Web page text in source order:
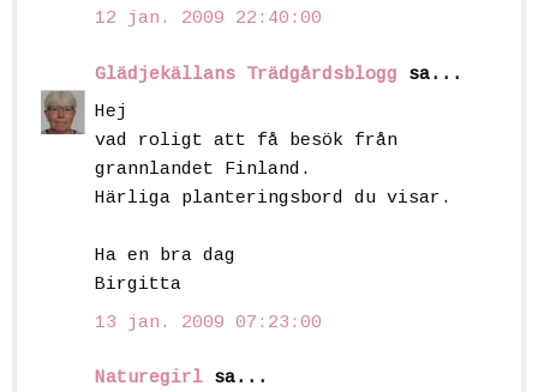
12 jan. 2009 22:40:00
Glädjekällans Trädgårdsblogg sa...
Hej
vad roligt att få besök från
grannlandet Finland.
Härliga planteringsbord du visar.
Ha en bra dag
Birgitta
13 jan. 2009 07:23:00
Naturegirl sa...